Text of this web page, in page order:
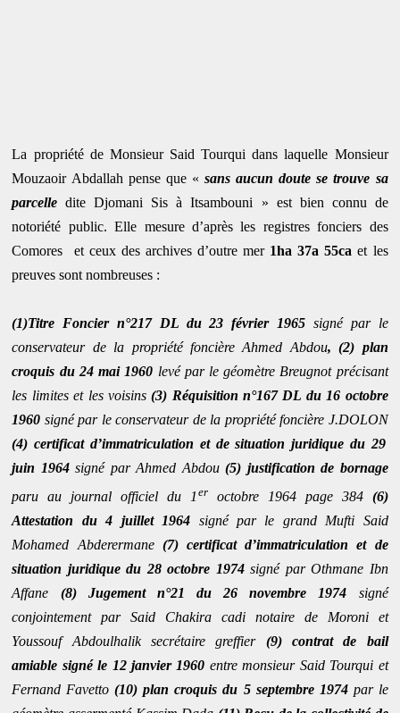
La propriété de Monsieur Said Tourqui dans laquelle Monsieur
Mouzaoir Abdallah pense que « sans aucun doute se trouve sa
parcelle dite Djomani Sis à Itsambouni » est bien connu de
notoriété public. Elle mesure d’après les registres fonciers des
Comores
et ceux des archives d’outre mer 1ha 37a 55ca et les
preuves sont nombreuses :
(1)Titre Foncier n°217 DL du 23 février 1965 signé par le
conservateur de la propriété foncière Ahmed Abdou, (2) plan
croquis du 24 mai 1960 levé par le géomètre Breugnot précisant
les limites et les voisins(3) Réquisition n°167 DL du 16 octobre
1960 signé par le conservateur de la propriété foncière J.DOLON
(4) certificat d’immatriculation et de situation juridique du 29
juin 1964signé par Ahmed Abdou(5) justification de bornage
paru au journal officiel du 1 eroctobre 1964 page 384(6)
Attestation du 4 juillet 1964 signé par le grand Mufti Said
Mohamed Abderermane(7) certificat d’immatriculation et de
situation juridique du 28 octobre 1974signé par Othmane Ibn
Affane (8) Jugement n°21 du 26 novembre 1974 signé
conjointement par Said Chakira cadi notaire de Moroni et
Youssouf Abdoulhalik
secrétaire greffier(9) contrat de bail
amiable signé le 12 janvier 1960 entre monsieur Said Tourqui et
Fernand Favetto (10) plan croquis du 5 septembre 1974 par le